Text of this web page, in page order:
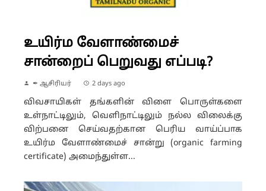
உயிர்ம வேளாண்மைச்
சான்றைப் பெறுவது எப்படி?
✒ ஆசிரியர் 2 days ago
விவசாயிகள் தங்களின் விளை பொருள்களை
உள்நாட்டிலும், வெளிநாட்டிலும் நல்ல விலைக்கு
விற்பனை செய்வதற்கான பெரிய வாய்ப்பாக
உயிர்ம வேளாண்மைச் சான்று (organic farming
certificate) அமைந்துள்ள...